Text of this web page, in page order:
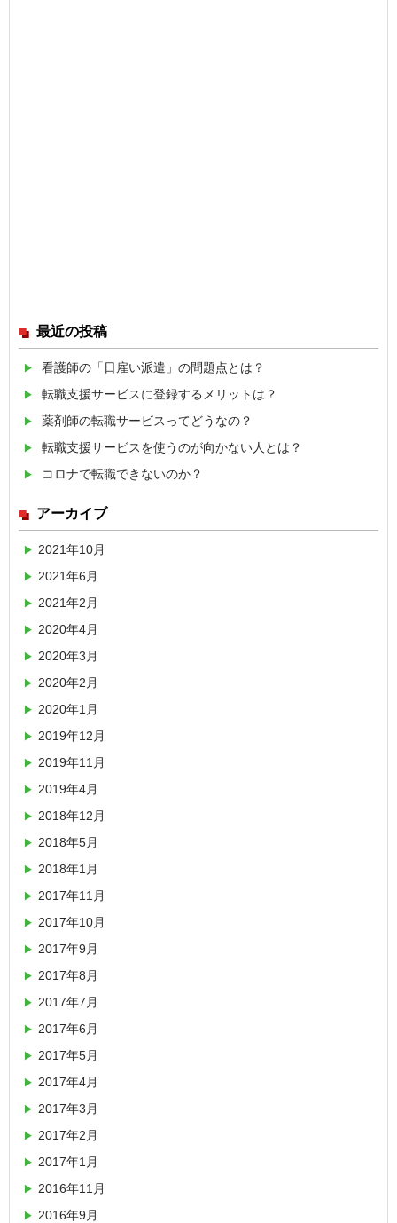
最近の投稿
看護師の「日雇い派遣」の問題点とは？
転職支援サービスに登録するメリットは？
薬剤師の転職サービスってどうなの？
転職支援サービスを使うのが向かない人とは？
コロナで転職できないのか？
アーカイブ
2021年10月
2021年6月
2021年2月
2020年4月
2020年3月
2020年2月
2020年1月
2019年12月
2019年11月
2019年4月
2018年12月
2018年5月
2018年1月
2017年11月
2017年10月
2017年9月
2017年8月
2017年7月
2017年6月
2017年5月
2017年4月
2017年3月
2017年2月
2017年1月
2016年11月
2016年9月